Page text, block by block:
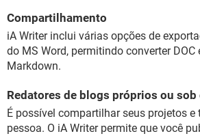
Compartilhamento
iA Writer inclui várias opções de
do MS Word, permitindo converter DOC
Markdown.
Redatores de blogs próprios ou sob
É possível compartilhar seus projetos
pessoa. O iA Writer permite que você